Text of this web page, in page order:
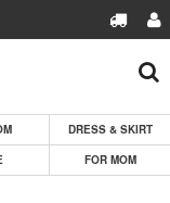
DRESS & SKIRT
FOR MOM